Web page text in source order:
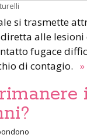
si trasmette
alle
fugace
di contagio. »